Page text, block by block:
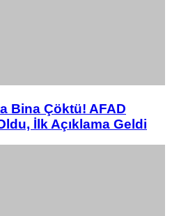
Bina Çöktü! AFAD
İlk Açıklama Geldi